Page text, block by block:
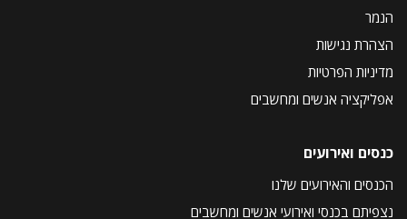
הנמר
הצהרת נגישות
מדיניות הפרטיות
אפליקציה אנשים ומחשבים
כנסים ואירועים
הכנסים והאירועים שלנו
נצפיתם בכנסי ואירועי אנשים ומחשבים